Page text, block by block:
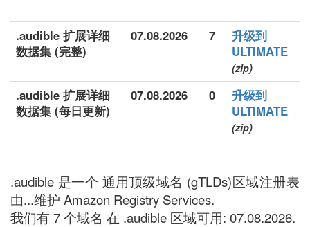
.audible 扩展详细
数据集 (完整)
07.08.2026 7
升级到
ULTIMATE
(zip)
.audible 扩展详细
数据集 (每日更新)
07.08.2026 0
升级到
ULTIMATE
(zip)
.audible 是一个 通用顶级域名 (gTLDs)区域注册表
由...维护 Amazon Registry Services.
我们有 7 个域名 在 .audible 区域可用: 07.08.2026.